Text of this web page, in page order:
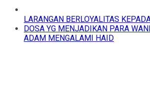
LARANGAN BERLOYALITAS
DOSA YG MENJADIKAN PARA
ADAM MENGALAMI HAID